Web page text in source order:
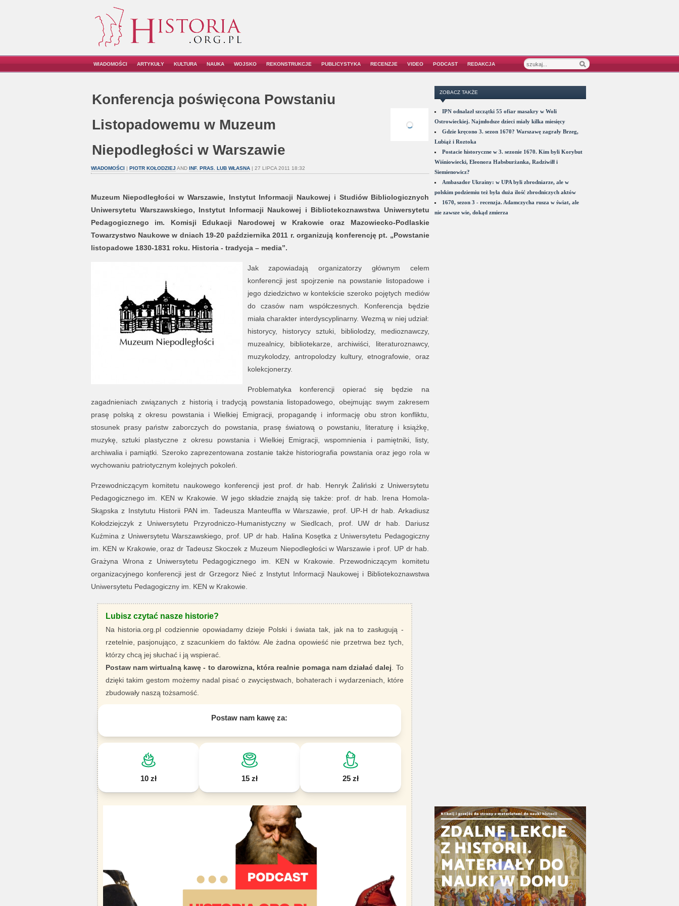
WIADOMOŚCI ARTYKUŁY KULTURA NAUKA WOJSKO REKONSTRUKCJE PUBLICYSTYKA RECENZJE VIDEO PODCAST REDAKCJA
Konferencja poświęcona Powstaniu
Listopadowemu w Muzeum
Niepodległości w Warszawie
WIADOMOŚCI| PIOTR KOŁODZIEJ AND INF. PRAS. LUB WŁASNA| 27 LIPCA 2011 18:32
Muzeum Niepodległości w Warszawie, Instytut Informacji Naukowej i Studiów Bibliologicznych
Uniwersytetu Warszawskiego, Instytut Informacji Naukowej i Bibliotekoznawstwa Uniwersytetu
Pedagogicznego im. Komisji Edukacji Narodowej w Krakowie oraz Mazowiecko-Podlaskie
Towarzystwo Naukowe w dniach 19-20 października 2011 r. organizują konferencję pt. „Powstanie
listopadowe 1830-1831 roku. Historia - tradycja – media”.
Jak zapowiadają organizatorzy głównym celem
konferencji jest spojrzenie na powstanie listopadowe i
jego dziedzictwo w kontekście szeroko pojętych mediów
do czasów nam współczesnych. Konferencja będzie
miała charakter interdyscyplinarny. Wezmą w niej udział:
historycy, historycy sztuki, bibliolodzy, medioznawczy,
muzealnicy, bibliotekarze, archiwiści, literaturoznawcy,
muzykolodzy, antropolodzy kultury, etnografowie, oraz
kolekcjonerzy.
Problematyka konferencji opierać się będzie na
zagadnieniach związanych z historią i tradycją powstania listopadowego, obejmując swym zakresem
prasę polską z okresu powstania i Wielkiej Emigracji, propagandę i informację obu stron konfliktu,
stosunek prasy państw zaborczych do powstania, prasę światową o powstaniu, literaturę i książkę,
muzykę, sztuki plastyczne z okresu powstania i Wielkiej Emigracji, wspomnienia i pamiętniki, listy,
archiwalia i pamiątki. Szeroko zaprezentowana zostanie także historiografia powstania oraz jego rola w
wychowaniu patriotycznym kolejnych pokoleń.
Przewodniczącym komitetu naukowego konferencji jest prof. dr hab. Henryk Żaliński z Uniwersytetu
Pedagogicznego im. KEN w Krakowie. W jego składzie znajdą się także: prof. dr hab. Irena Homola-
Skąpska z Instytutu Historii PAN im. Tadeusza Manteuffla w Warszawie, prof. UP-H dr hab. Arkadiusz
Kołodziejczyk z Uniwersytetu Przyrodniczo-Humanistyczny w Siedlcach, prof. UW dr hab. Dariusz
Kuźmina z Uniwersytetu Warszawskiego, prof. UP dr hab. Halina Kosętka z Uniwersytetu Pedagogiczny
im. KEN w Krakowie, oraz dr Tadeusz Skoczek z Muzeum Niepodległości w Warszawie i prof. UP dr hab.
Grażyna Wrona z Uniwersytetu Pedagogicznego im. KEN w Krakowie. Przewodniczącym komitetu
organizacyjnego konferencji jest dr Grzegorz Nieć z Instytut Informacji Naukowej i Bibliotekoznawstwa
Uniwersytetu Pedagogiczny im. KEN w Krakowie.
Lubisz czytać nasze historie?
Na historia.org.pl codziennie opowiadamy dzieje Polski i świata tak, jak na to zasługują -
rzetelnie, pasjonująco, z szacunkiem do faktów. Ale żadna opowieść nie przetrwa bez tych,
którzy chcą jej słuchać i ją wspierać.
Postaw nam wirtualną kawę - to darowizna, która realnie pomaga nam działać dalej . To
dzięki takim gestom możemy nadal pisać o zwycięstwach, bohaterach i wydarzeniach, które
zbudowały naszą tożsamość.
Postaw nam kawę za:
10 zł 15 zł 25 zł
ZOBACZ TAKŻE
IPN odnalazł szczątki 55 ofiar masakry w Woli
Ostrowieckiej. Najmłodsze dzieci miały kilka miesięcy
Gdzie kręcono 3. sezon 1670? Warszawę zagrały Brzeg,
Lubiąż i Roztoka
Postacie historyczne w 3. sezonie 1670. Kim byli Korybut
Wiśniowiecki, Eleonora Habsburżanka, Radziwiłł i
Siemienowicz?
Ambasador Ukrainy: w UPA byli zbrodniarze, ale w
polskim podziemiu też była duża ilość zbrodniczych aktów
1670, sezon 3 - recenzja. Adamczycha rusza w świat, ale
nie zawsze wie, dokąd zmierza